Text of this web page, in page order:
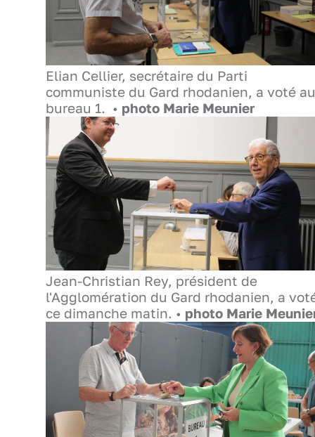
Elian Cellier, secrétaire du Parti
communiste du Gard rhodanien, a voté au
bureau 1. • photo Marie Meunier
Jean-Christian Rey, président de
l'Agglomération du Gard rhodanien, a
ce dimanche matin. • photo Marie